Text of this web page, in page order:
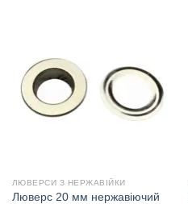
ЛЮВЕРСИ З НЕРЖАВІЙКИ
Люверс 20 мм нержавіючий